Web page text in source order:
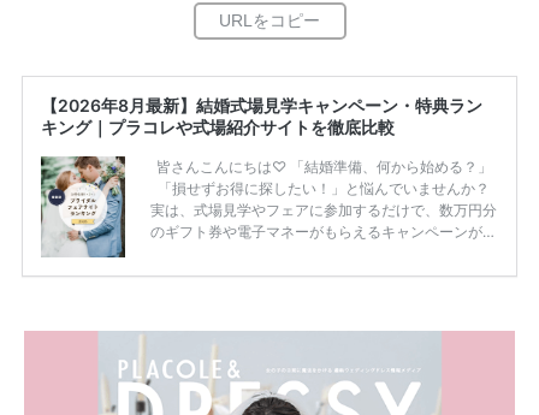
【2026年8月最新】結婚式場見学キャンペーン・特典ラン
キング｜プラコレや式場紹介サイトを徹底比較
皆さんこんにちは♡ 「結婚準備、何から始める？」
「損せずお得に探したい！」と悩んでいませんか？
実は、式場見学やフェアに参加するだけで、数万円分
のギフト券や電子マネーがもらえるキャンペーンがあ
ため、比較せずに選ぶと損をしてしまうことも……。
内容：特典金額・条件・応募方法・注意点 「どこが
一番お得？」「プラコレの特典は？」といった疑問も
解決します。 まずは診断で候補を絞れる「ウェディ